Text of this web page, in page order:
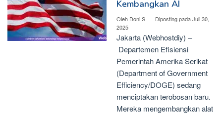
Kembangkan AI
Oleh Doni S Diposting padaJuli 30,
2025
Jakarta (Webhostdiy) –
Departemen Efisiensi
Pemerintah Amerika Serikat
(Department of Government
Efficiency/DOGE) sedang
menciptakan terobosan baru.
Mereka mengembangkan alat